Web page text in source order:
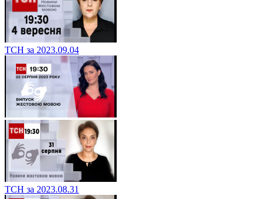
ТСН за 2023.09.04
ТСН за 2023.08.31